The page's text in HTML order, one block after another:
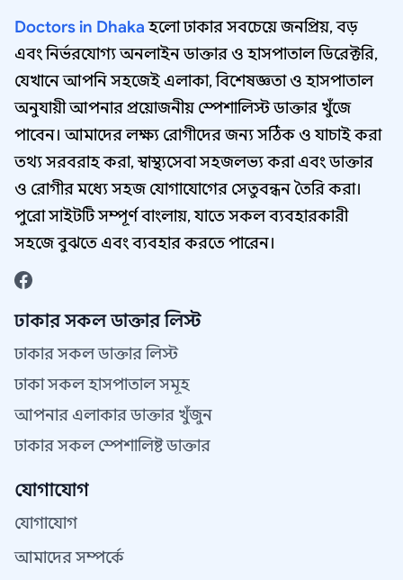
Doctors in Dhakaহলো ঢাকার সবচেয়ে জনপ্রিয়, বড়
এবং নির্ভরযোগ্য অনলাইন ডাক্তার ও হাসপাতাল ডিরেক্টরি,
যেখানে আপনি সহজেই এলাকা, বিশেষজ্ঞতা ও হাসপাতাল
অনুযায়ী আপনার প্রয়োজনীয় স্পেশালিস্ট ডাক্তার খুঁজে
পাবেন। আমাদের লক্ষ্য রোগীদের জন্য সঠিক ও যাচাই করা
তথ্য সরবরাহ করা, স্বাস্থ্যসেবা সহজলভ্য করা এবং ডাক্তার
ও রোগীর মধ্যে সহজ যোগাযোগের সেতুবন্ধন তৈরি করা।
পুরো সাইটটি সম্পূর্ণ বাংলায়, যাতে সকল ব্যবহারকারী
সহজে বুঝতে এবং ব্যবহার করতে পারেন।
ঢাকার সকল ডাক্তার লিস্ট
ঢাকার সকল ডাক্তার লিস্ট
ঢাকা সকল হাসপাতাল সমূহ
আপনার এলাকার ডাক্তার খুঁজুন
ঢাকার সকল স্পেশালিষ্ট ডাক্তার
যোগাযোগ
যোগাযোগ
আমাদের সম্পর্কে